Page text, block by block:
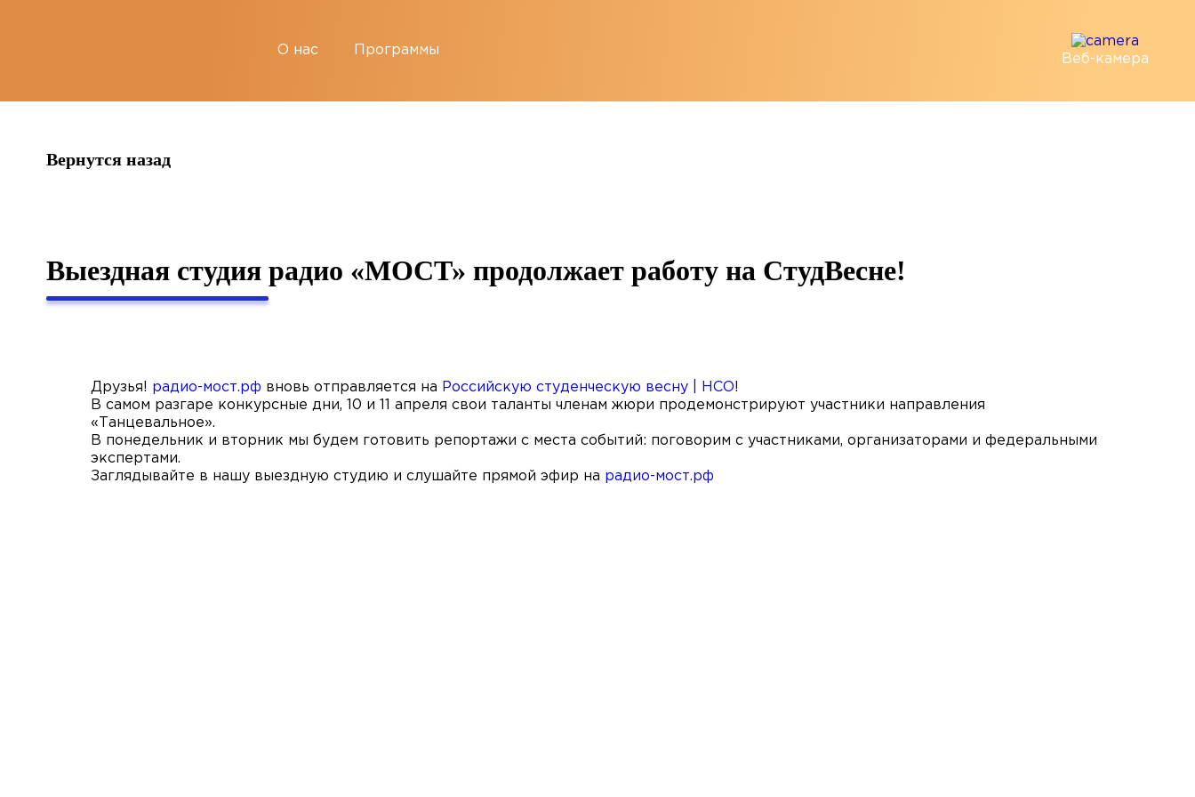
О нас Программы
Веб-камера
Вернутся назад
Выездная студия радио «МОСТ» продолжает работу на СтудВесне!
Друзья! радио-мост.рф вновь отправляется на Российскую студенческую весну | НСО!
В самом разгаре конкурсные дни, 10 и 11 апреля свои таланты членам жюри продемонстрируют участники направления
«Танцевальное».
В понедельник и вторник мы будем готовить репортажи с места событий: поговорим с участниками, организаторами и федеральными
экспертами.
Заглядывайте в нашу выездную студию и слушайте прямой эфир на радио-мост.рф